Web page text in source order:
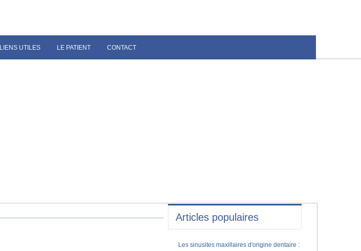
LIENS UTILES LE PATIENT CONTACT
Articles populaires
Les sinusites maxillaires d'origine dentaire :